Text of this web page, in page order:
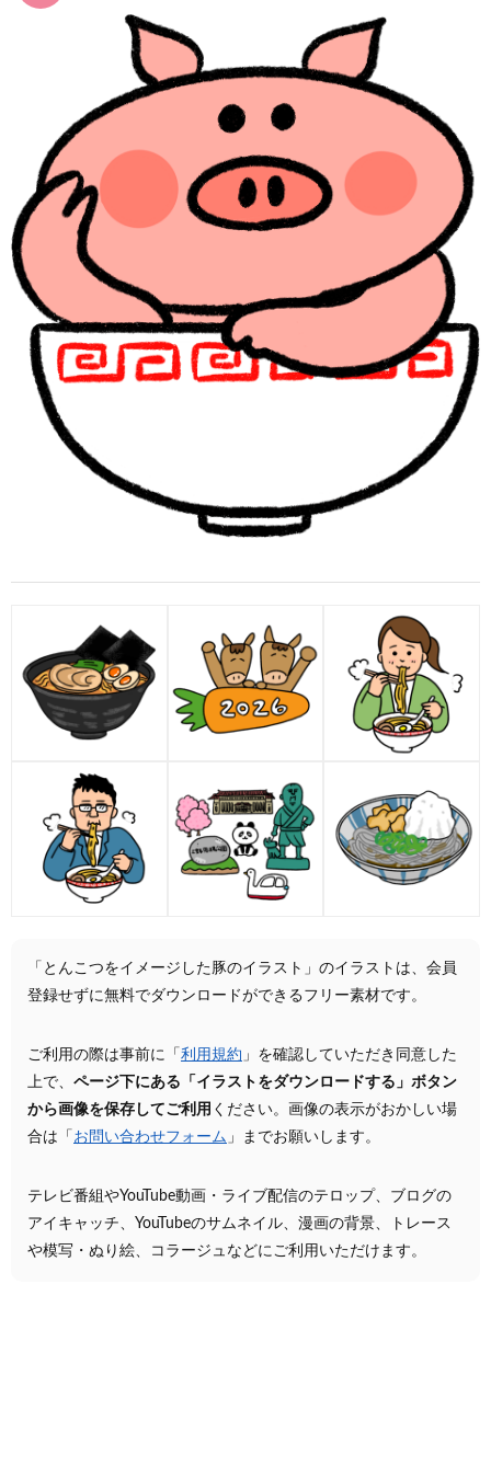
「とんこつをイメージした豚のイラスト」のイラストは、会員
登録せずに無料でダウンロードができるフリー素材です。
ご利用の際は事前に「 利用規約 」を確認していただき同意した
上で、 ページ下にある「イラストをダウンロードする」ボタン
から画像を保存してご利用 ください。画像の表示がおかしい場
合は「 お問い合わせフォーム 」までお願いします。
テレビ番組やYouTube動画・ライブ配信のテロップ、ブログの
アイキャッチ、YouTubeのサムネイル、漫画の背景、トレース
や模写・ぬり絵、コラージュなどにご利用いただけます。